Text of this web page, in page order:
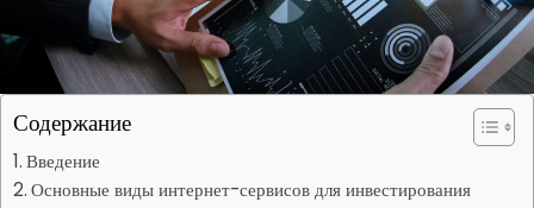
Содержание
Введение
Основные виды интернет-сервисов для инвестирования